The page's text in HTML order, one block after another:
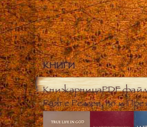
КНИГИ
КнижарницаPDF
Раят е Реален, но и